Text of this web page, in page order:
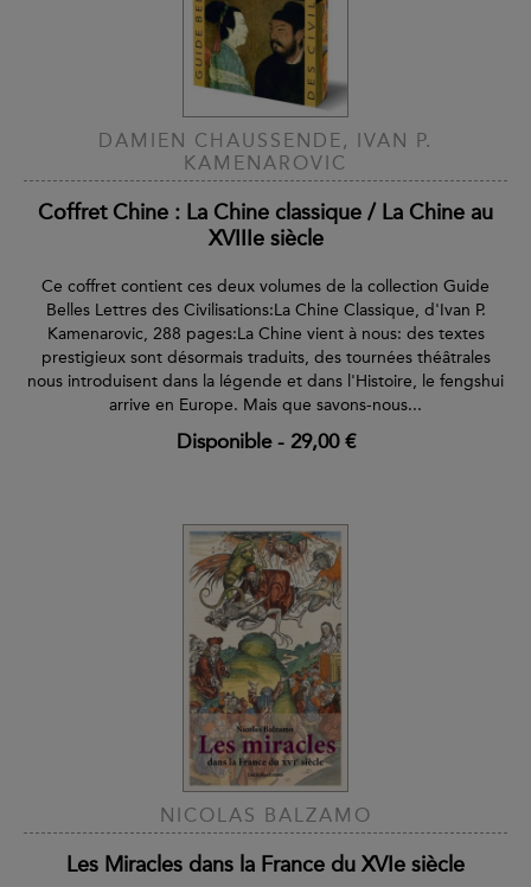
DAMIEN CHAUSSENDE, IVAN P.
KAMENAROVIC
Coffret Chine : La Chine classique / La Chine au
XVIIIe siècle
Ce coffret contient ces deux volumes de la collection Guide
Belles Lettres des Civilisations:La Chine Classique, d'Ivan P.
Kamenarovic, 288 pages:La Chine vient à nous: des textes
prestigieux sont désormais traduits, des tournées théâtrales
nous introduisent dans la légende et dans l'Histoire, le fengshui
arrive en Europe. Mais que savons-nous...
Disponible- 29,00 €
NICOLAS BALZAMO
Les Miracles dans la France du XVIe siècle